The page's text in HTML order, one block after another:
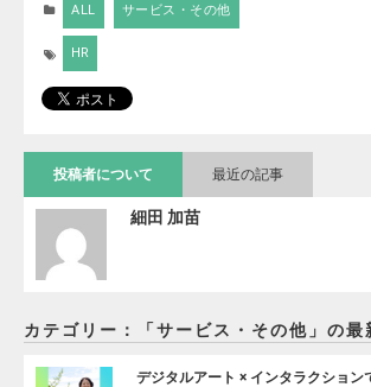
ALL サービス・その他
HR
投稿者について 最近の記事
細田 加苗
カテゴリー：「サービス・その他」の最
デジタルアート × インタラクション